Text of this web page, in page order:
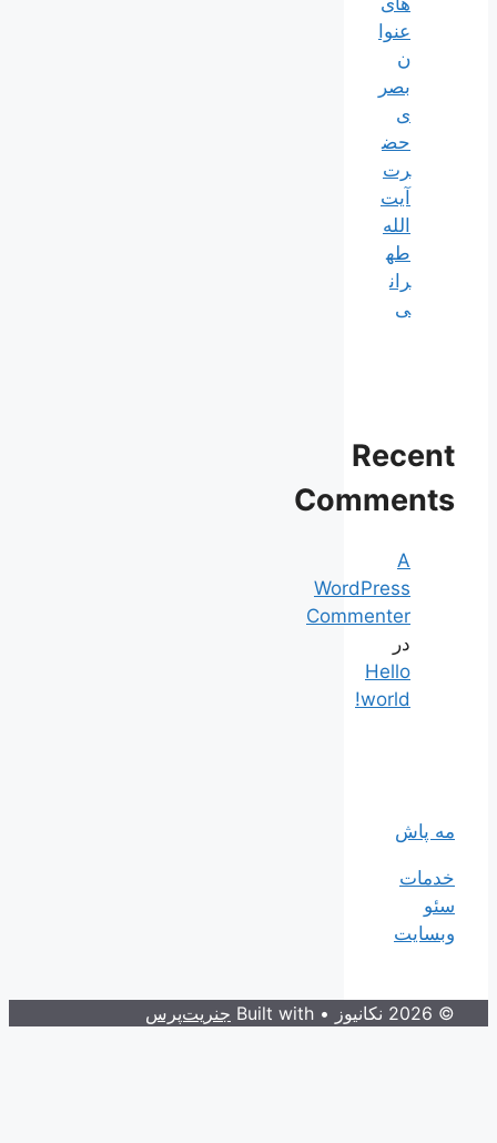
عنوا
ن
بصر
ی
حض
رت
آیت
الله
طه
ران
ی
Recent
Comments
A
WordPress
Commenter
در
Hello
world!
مه پاش
خدمات
سئو
وبسایت
© 2026 نکانیوز • Built with جنریت‌پرس